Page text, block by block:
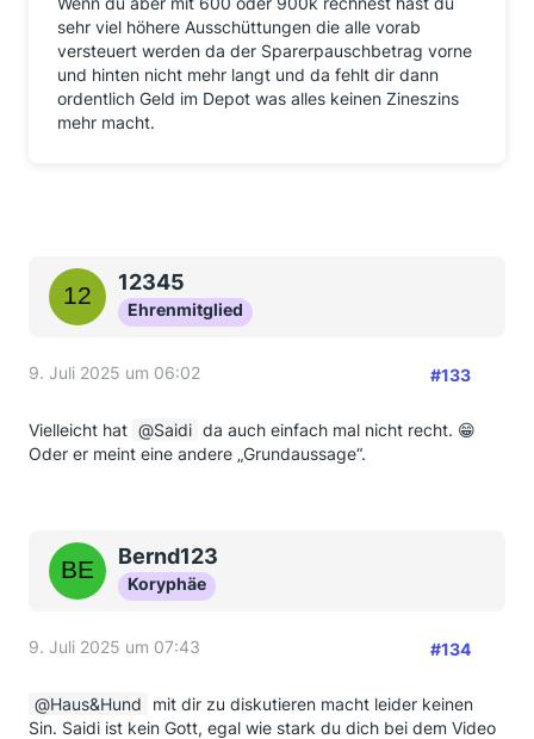
sehr viel höhere Ausschüttungen die alle vorab
versteuert werden da der Sparerpauschbetrag vorne
und hinten nicht mehr langt und da fehlt dir dann
ordentlich Geld im Depot was alles keinen Zineszins
mehr macht.
12345
Ehrenmitglied
9. Juli 2025 um 06:02 #133
Vielleicht hat Saidi da auch einfach mal nicht recht. 😁
Oder er meint eine andere „Grundaussage“.
Bernd123
Koryphäe
9. Juli 2025 um 07:43 #134
Haus&Hund
mit dir zu diskutieren macht leider keinen
Sin. Saidi ist kein Gott, egal wie stark du dich bei dem Video